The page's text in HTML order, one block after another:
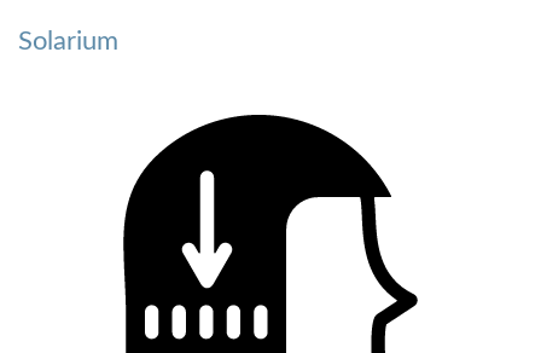
Solarium